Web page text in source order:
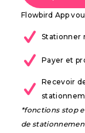
Flowbird App
Stationner
Payer et
Recevoir
*fonctions stop
de